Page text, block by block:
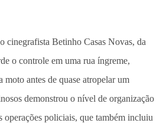
cinegrafista Betinho Casas Novas, da
o controle em uma rua íngreme,
moto antes de quase atropelar um
demonstrou o nível de organização
operações policiais, que também incluiu